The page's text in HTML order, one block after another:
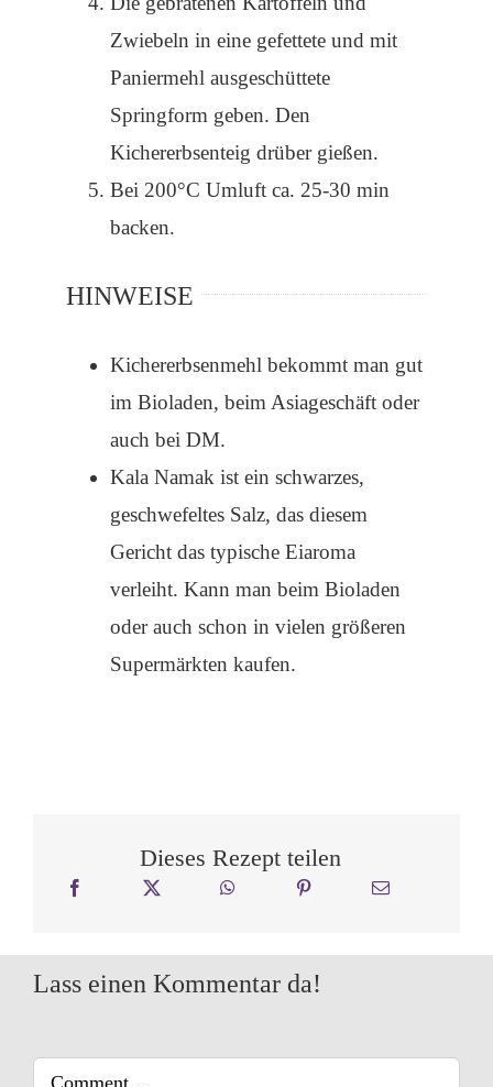
Zwiebeln in eine gefettete und mit
Paniermehl ausgeschüttete
Springform geben. Den
Kichererbsenteig drüber gießen.
Bei 200°C Umluft ca. 25-30 min
backen.
HINWEISE
Kichererbsenmehl bekommt man gut
im Bioladen, beim Asiageschäft oder
auch bei DM.
Kala Namak ist ein schwarzes,
geschwefeltes Salz, das diesem
Gericht das typische Eiaroma
verleiht. Kann man beim Bioladen
oder auch schon in vielen größeren
Supermärkten kaufen.
Dieses Rezept teilen
Lass einen Kommentar da!
Comment